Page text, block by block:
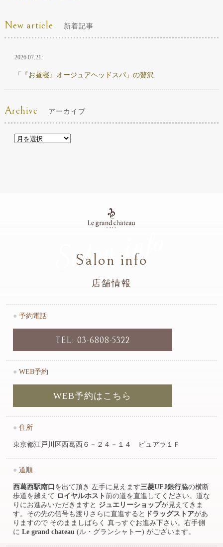
New article 新着記事
2026.07.21:
「『お昼寝』オージュアヘッドスパ」の贅沢
Archive アーカイブ
Salon info
Salon info
店舗情報
● 予約電話
TEL: 03-6808-5322
● WEB予約
WEB予約はこちら
● 住所
東京都江戸川区西葛西６－２４－１４ ピュアラ１Ｆ
● 道順
西葛西駅南口 を出て頂き 左手に見えます三菱UFJ銀行脇の横断
歩道を越えて ロイヤルホスト 前の道を直進してください。道な
りにお進みいただきますと ジュエリーショップが見えてきま
す。その先の信号も渡りさらに直進すると ドラッグストアがあ
りますので そのまましばらく 真っすぐお進み下さい。右手側
に Le grand chateau (ル・グランシャトー) がございます。